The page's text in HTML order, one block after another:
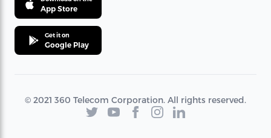
App Store
Get it on
Google Play
© 2021 360 Telecom Corporation. All rights reserved.